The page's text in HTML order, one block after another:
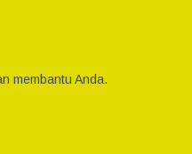
membantu Anda.